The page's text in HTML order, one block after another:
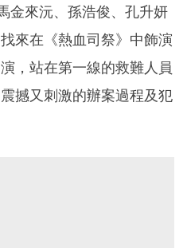
金來沅、孫浩俊、孔升妍
來在《熱血司祭》中飾演
， 站在第一線的救難人員
撼又刺激的辦案過程及犯